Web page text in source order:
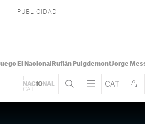
El Nacional Rufián PuigdemontJorge Messi